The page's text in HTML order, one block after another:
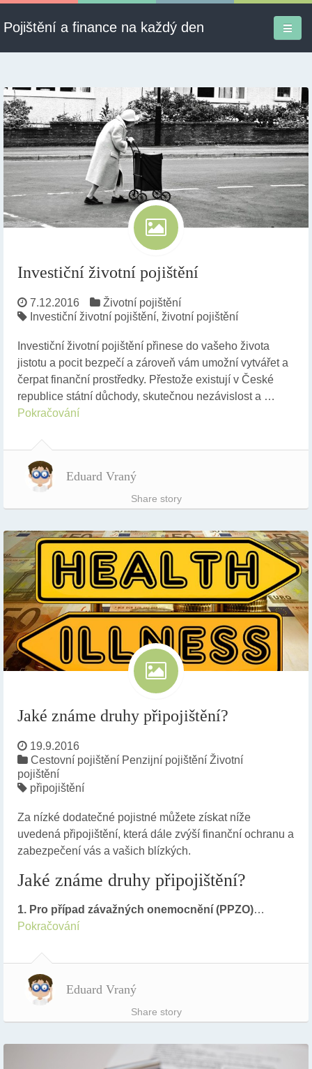
Pojištění a finance na každý den
Informace
Pojištění
Půjčky
Ekonomika
Investiční životní pojištění
7.12.2016
Životní pojištění
Investiční životní pojištění, životní pojištění
Investiční životní pojištění přinese do vašeho života
jistotu a pocit bezpečí a zároveň vám umožní vytvářet a
čerpat finanční prostředky. Přestože existují v České
republice státní důchody, skutečnou nezávislost a …
Pokračování
Eduard Vraný
Share story
Jaké známe druhy připojištění?
19.9.2016
Cestovní pojištění Penzijní pojištění Životní
pojištění
připojištění
Za nízké dodatečné pojistné můžete získat níže
uvedená připojištění, která dále zvýší finanční ochranu a
zabezpečení vás a vašich blízkých.
Jaké známe druhy připojištění?
1. Pro případ závažných onemocnění (PPZO)…
Pokračování
Eduard Vraný
Share story